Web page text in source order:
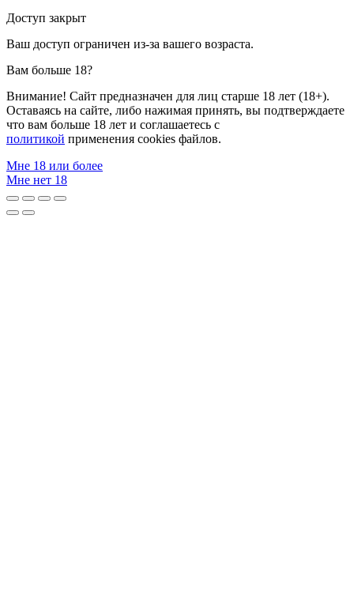
Доступ закрыт
Ваш доступ ограничен из-за вашего возраста.
Вам больше 18?
Внимание! Сайт предназначен для лиц старше 18 лет (18+).
Оставаясь на сайте, либо нажимая принять, вы подтверждаете
что вам больше 18 лет и соглашаетесь с
политикой применения cookies файлов.
Мне 18 или более
Мне нет 18